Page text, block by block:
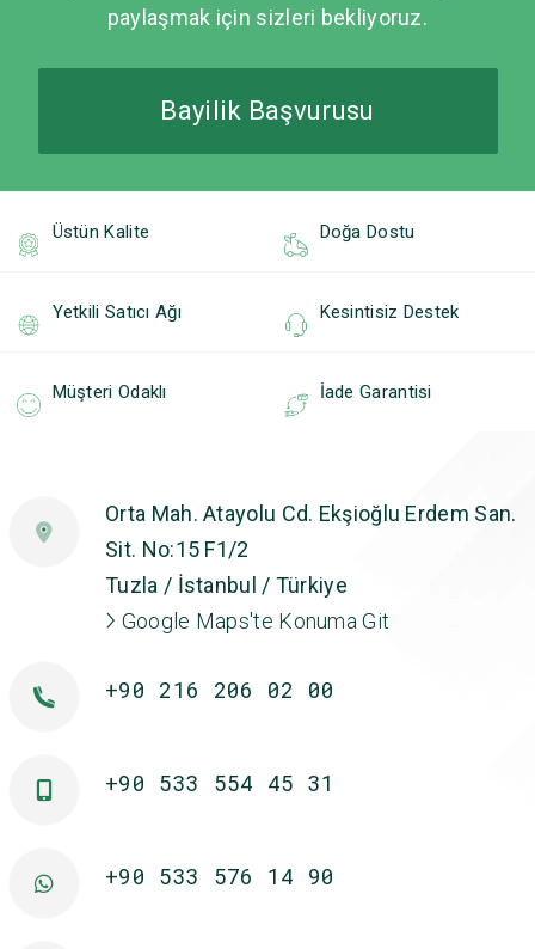
paylaşmak için sizleri bekliyoruz.
Bayilik Başvurusu
Üstün Kalite Doğa Dostu
Yetkili Satıcı Ağı Kesintisiz Destek
Müşteri Odaklı İade Garantisi
Orta Mah. Atayolu Cd. Ekşioğlu Erdem San.
Sit. No:15 F1/2
Tuzla / İstanbul / Türkiye
Google Maps'te Konuma Git
+90 216 206 02 00
+90 533 554 45 31
+90 533 576 14 90